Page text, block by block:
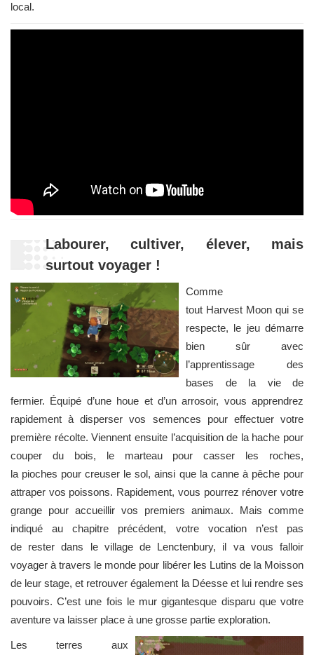
local.
Labourer, cultiver, élever, mais
surtout voyager !
Comme
tout Harvest Moon qui se
respecte, le jeu démarre
bien sûr avec
l’apprentissage des
bases de la vie de
fermier. Équipé d’une houe et d’un arrosoir, vous apprendrez
rapidement à disperser vos semences pour effectuer votre
première récolte. Viennent ensuite l’acquisition de la hache pour
couper du bois, le marteau pour casser les roches,
la pioches pour creuser le sol, ainsi que la canne à pêche pour
attraper vos poissons. Rapidement, vous pourrez rénover votre
grange pour accueillir vos premiers animaux. Mais comme
indiqué au chapitre précédent, votre vocation n’est pas
de rester dans le village de Lenctenbury, il va vous falloir
voyager à travers le monde pour libérer les Lutins de la Moisson
de leur stage, et retrouver également la Déesse et lui rendre ses
pouvoirs. C’est une fois le mur gigantesque disparu que votre
aventure va laisser place à une grosse partie exploration.
Les terres aux